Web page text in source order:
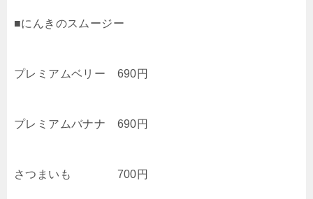
■にんきのスムージー
プレミアムベリー 690円
プレミアムバナナ 690円
さつまいも 700円